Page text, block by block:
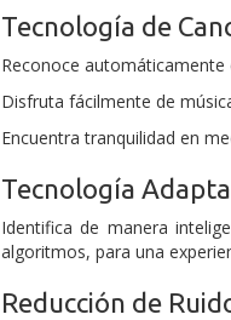
Tecnología de
Reconoce
Disfruta fácilmente de
Encuentra tranquilidad en
Tecnología
Identifica de manera
algoritmos, para una
Reducción de